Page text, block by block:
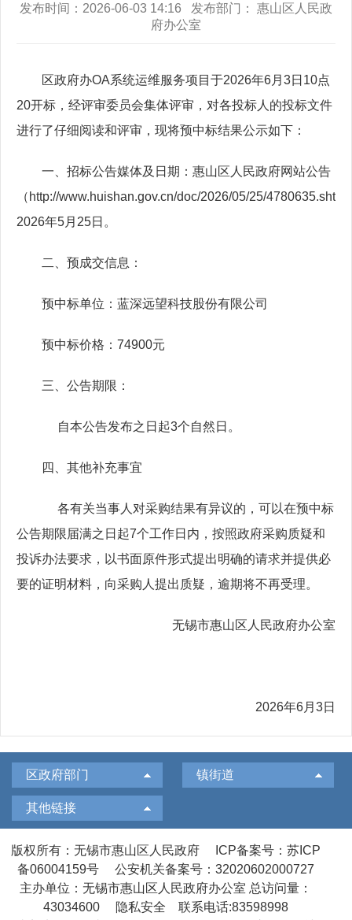
发布时间：2026-06-03 14:16 发布部门： 惠山区人民政
府办公室
区政府办OA系统运维服务项目于2026年6月3日10点
20开标，经评审委员会集体评审，对各投标人的投标文件
进行了仔细阅读和评审，现将预中标结果公示如下：
一、招标公告媒体及日期：惠山区人民政府网站公告
（http://www.huishan.gov.cn/doc/2026/05/25/
2026年5月25日。
二、预成交信息：
预中标单位：蓝深远望科技股份有限公司
预中标价格：74900元
三、公告期限：
自本公告发布之日起3个自然日。
四、其他补充事宜
各有关当事人对采购结果有异议的，可以在预中标
公告期限届满之日起7个工作日内，按照政府采购质疑和
投诉办法要求，以书面原件形式提出明确的请求并提供必
要的证明材料，向采购人提出质疑，逾期将不再受理。
无锡市惠山区人民政府办公室
2026年6月3日
区政府部门 镇街道
其他链接
版权所有：无锡市惠山区人民政府
ICP备案号：苏ICP
备06004159号
公安机关备案号：32020602000727
主办单位：无锡市惠山区人民政府办公室 总访问量：
43034600
隐私安全
联系电话:83598998